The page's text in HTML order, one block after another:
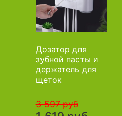
Дозатор для
зубной пасты и
держатель для
щеток
3 597 руб